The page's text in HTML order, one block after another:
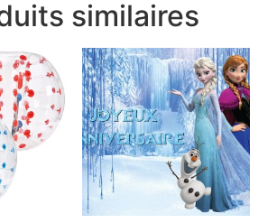
similaires